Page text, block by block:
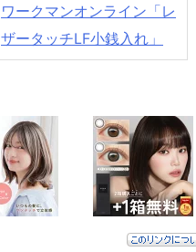
ワークマンオンライン「レ
ザータッチLF小銭入れ」